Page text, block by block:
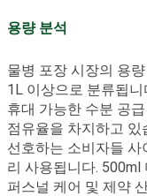
용량 분석
물병 포장 시장의 용
1L 이상으로 분류됩
휴대 가능한 수분 공
점유율을 차지하고
선호하는 소비자들 사
리 사용됩니다. 500ml
퍼스널 케어 및 제약